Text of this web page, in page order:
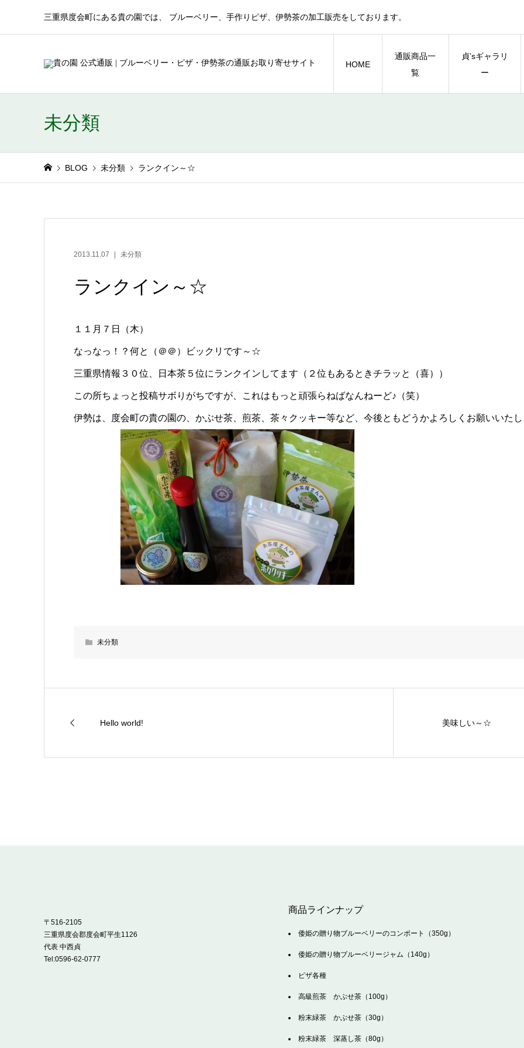
三重県度会町にある貴の園では、 ブルーベリー、手作りピザ、伊勢茶の加工販売をしております。
HOME
通販商品一
覧
貞’sギャラリ
ー
未分類
BLOG 未分類 ランクイン～☆
2013.11.07 未分類
ランクイン～☆
１１月７日（木）
なっなっ！？何と（＠＠）ビックリです～☆
三重県情報３０位、日本茶５位にランクインしてます（２位もあるときチラッと（喜））
この所ちょっと投稿サボりがちですが、これはもっと頑張らねばなんねーど♪（笑）
伊勢は、度会町の貴の園の、かぶせ茶、煎茶、茶々クッキー等など、今後ともどうかよろしくお願いいた
未分類
Hello world! 美味しい～☆
〒516-2105
三重県度会郡度会町平生1126
代表 中西貞
Tel:0596-62-0777
商品ラインナップ
倭姫の贈り物ブルーベリーのコンポート（350g）
倭姫の贈り物ブルーベリージャム（140g）
ピザ各種
高級煎茶 かぶせ茶（100g）
粉末緑茶 かぶせ茶（30g）
粉末緑茶 深蒸し茶（80g）